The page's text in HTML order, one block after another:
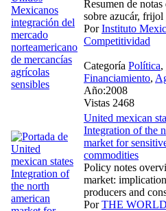
Resumen de
sobre azucár,
PorInstituto
Competitividad
Categoría Política,
Financiamiento,
Año:2008
Vistas 2468
United mexican
Integration of the
market for
commodities
Policy notes
market:
producers and
PorTHE